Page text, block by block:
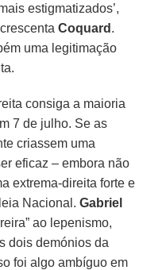
estigmatizados’,
Coquard .
uma legitimação
consiga a maioria
7 de julho. Se as
criassem uma
eficaz – embora não
extrema-direita forte e
Nacional.Gabriel
ao lepenismo,
dois demónios da
foi algo ambíguo em